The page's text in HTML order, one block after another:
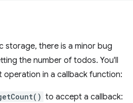
storage, there is a minor bug
the number of todos. You'll
in a callback function:
to accept a callback: